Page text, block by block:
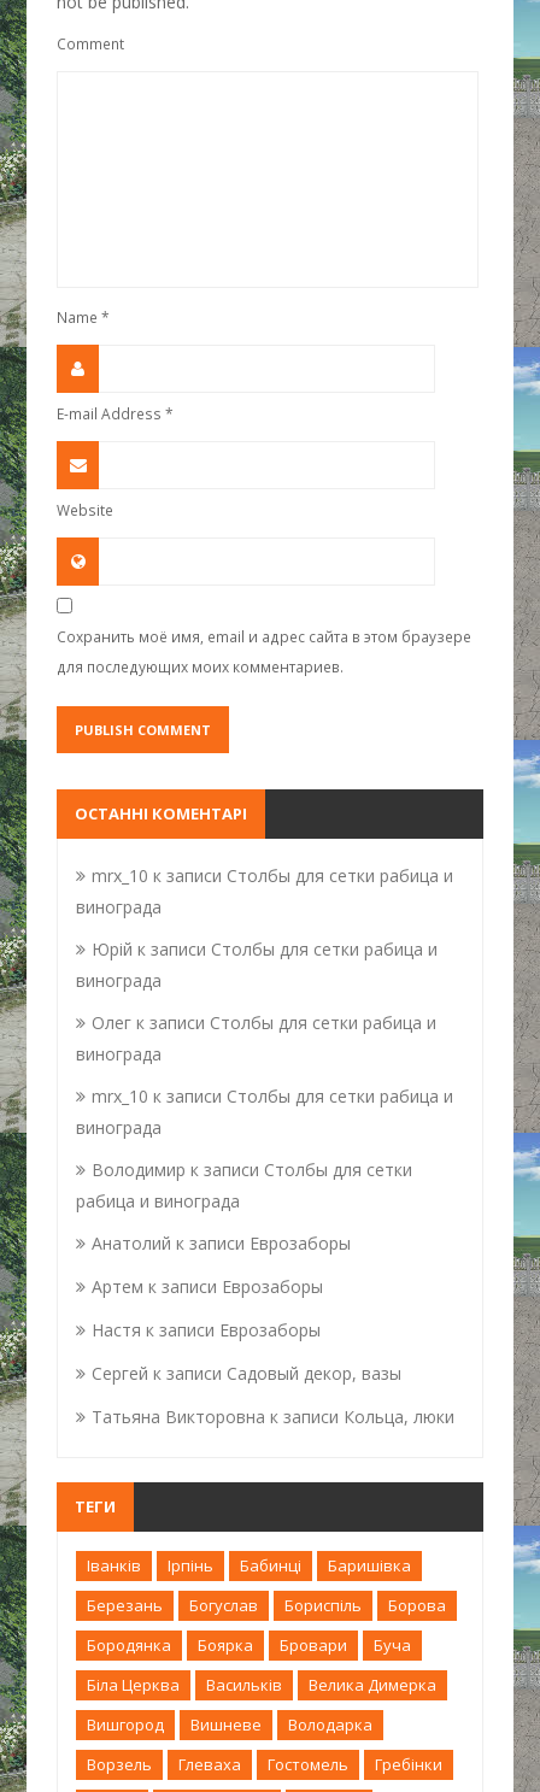
Comment
Name*
E-mail Address*
Website
Сохранить моё имя, email и адрес сайта в этом браузере
для последующих моих комментариев.
ОСТАННІ КОМЕНТАРІ
mrx_10 к записи Столбы для сетки рабица и
винограда
Юрій к записи Столбы для сетки рабица и
винограда
Олег к записи Столбы для сетки рабица и
винограда
mrx_10 к записи Столбы для сетки рабица и
винограда
Володимир к записи Столбы для сетки
рабица и винограда
Анатолий к записи Еврозаборы
Артем к записи Еврозаборы
Настя к записи Еврозаборы
Сергей к записи Садовый декор, вазы
Татьяна Викторовна к записи Кольца, люки
ТЕГИ
Іванків Ірпінь Бабинці
Баришівка
Березань
Богуслав Бориспіль
Борова
Бородянка
Боярка Бровари
Буча
Біла Церква
Васильків
Велика Димерка
Вишгород
Вишневе
Володарка
Ворзель
Глеваха Гостомель
Гребінки